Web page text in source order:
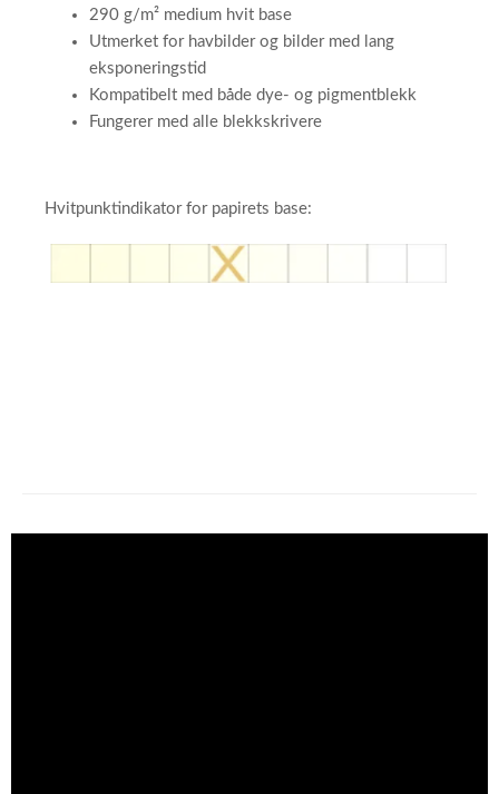
290 g/m² medium hvit base
Utmerket for havbilder og bilder med lang
eksponeringstid
Kompatibelt med både dye- og pigmentblekk
Fungerer med alle blekkskrivere
Hvitpunktindikator for papirets base:​